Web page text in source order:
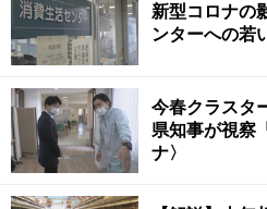
新型コロナの
ンターへの若
今春クラスタ
県知事が視察
ナ〉